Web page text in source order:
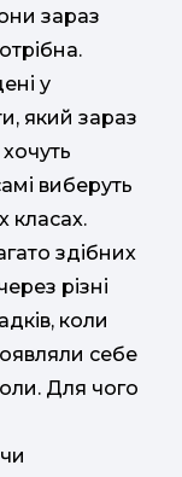
зараз
у
який зараз
виберуть
класах.
здібних
різні
коли
себе
Для чого